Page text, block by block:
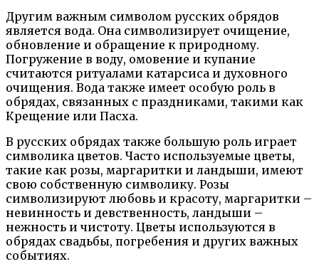
Другим важным символом русских обрядов
является вода. Она символизирует очищение,
обновление и обращение к природному.
Погружение в воду, омовение и купание
считаются ритуалами катарсиса и духовного
очищения. Вода также имеет особую роль в
обрядах, связанных с праздниками, такими как
Крещение или Пасха.
В русских обрядах также большую роль играет
символика цветов. Часто используемые цветы,
такие как розы, маргаритки и ландыши, имеют
свою собственную символику. Розы
символизируют любовь и красоту, маргаритки –
невинность и девственность, ландыши –
нежность и чистоту. Цветы используются в
обрядах свадьбы, погребения и других важных
событиях.